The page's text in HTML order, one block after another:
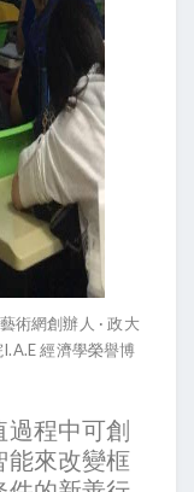
術網創辦人 · 政大
經濟學榮譽博
過程中可創
能來改變框